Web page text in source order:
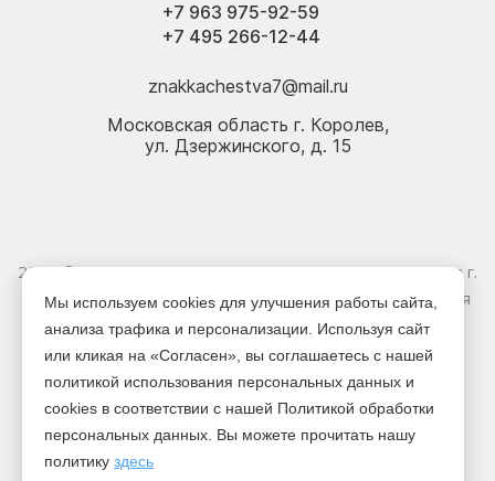
+7 495 266-12-44
+7 963 975-92-59
znakkachestva7@mail.ru
Московская область г. Королев,
ул. Дзержинского, д. 15
2026 © Электрика оптом и в розницу - Магазин-склад в г.
Королёв. Информация, указанная на сайте, не является
публичной офертой.
Версия для печати
Мы используем cookies для улучшения работы сайта,
анализа трафика и персонализации. Используя сайт
или кликая на «Согласен», вы соглашаетесь с нашей
политикой использования персональных данных и
cookies в соответствии с нашей Политикой обработки
персональных данных. Вы можете прочитать нашу
политику здесь